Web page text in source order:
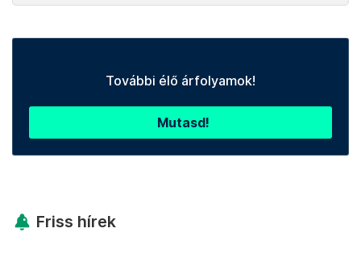
További élő árfolyamok!
Mutasd!
Friss hírek